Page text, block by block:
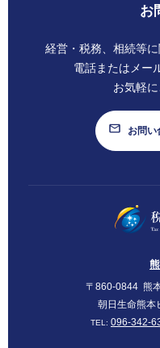
お
経営・税務、相続等に
電話またはメー
お気軽に
お問い
〒860-0844 熊
朝日生命熊本
TEL: 096-342-